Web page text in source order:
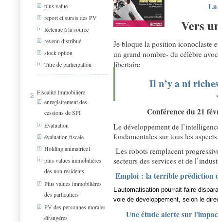
plus value
report et sursis des PV
Retenue à la source
revenu distribué
stock option
Titre de participation
Fiscalité Immobilière
enregistrement des
cessions de SPI
Evaluation
évaluation fiscale
Holding animatrice1
plus values immobilières
des non residents
Plus values immobilières
des particuliers
PV des personnes morales
étrangéres
Vers
Je bloque la position iconoclaste
un grand nombre- du célèbre
libertaire
Il n’y a ni
Conférence du 21
Le développement de
fondamentales sur tous les
Les robots remplacent
secteurs des services et de
Emploi : la terrible prédiction
L’automatisation pourrait faire
voie de développement, selon le
Une étude alerte sur